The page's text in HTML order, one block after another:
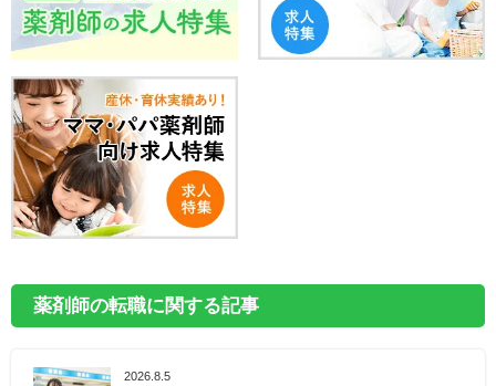
薬剤師の転職に関する記事
2026.8.5